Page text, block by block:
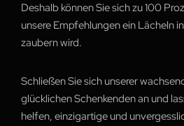
Deshalb können Sie sich zu 100
unsere Empfehlungen ein Lächeln
zaubern wird.
Schließen Sie sich unserer
glücklichen Schenkenden an und
helfen, einzigartige und